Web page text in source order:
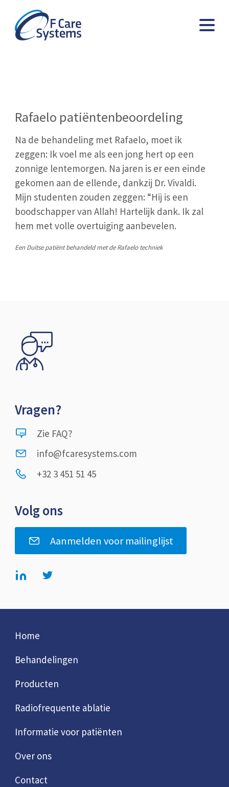
Rafaelo patiëntenbeoordeling
Na de behandeling met Rafaelo, moet ik
zeggen: Ik voel me als een jong hert op een
zonnige lentemorgen. Na jaren is er een einde
gekomen aan de ellende, dankzij Dr. Vivaldi.
Mijn studenten zouden zeggen: “Hij is een
boodschapper van Allah! Hartelijk dank. Ik zal
hem met volle overtuiging aanbevelen.
Een Duitse patiënt behandeld met de Rafaelo techniek
Vragen?
Zie FAQ?
info@fcaresystems.com
+32 3 451 51 45
Volg ons
Aanmelden voor mailinglijst
Home
Behandelingen
Producten
Radiofrequente ablatie
Informatie voor patiënten
Over ons
Contact